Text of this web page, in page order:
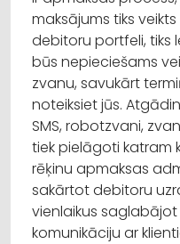
maksājums tiks
debitoru portfeli, tiks
būs nepieciešams
zvanu, savukārt
noteiksiet jūs.
SMS, robotzvani,
tiek pielāgoti katram
rēķinu apmaksas
sakārtot debitoru
vienlaikus
komunikāciju ar